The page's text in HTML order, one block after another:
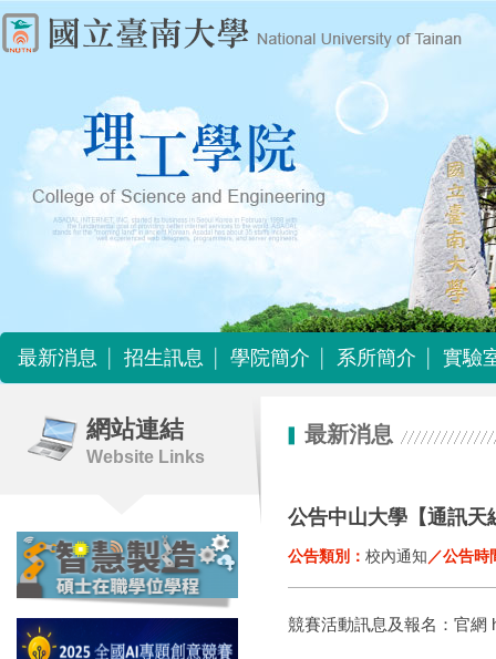
最新消息
招生訊息
學院簡介
系所簡介
實驗
網站連結
Website Links
最新消息
公告中山大學【通訊天
公告類別： 校內通知／公告時
競賽活動訊息及報名：官網